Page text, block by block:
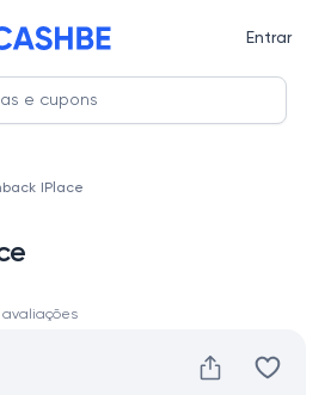
Entrar
IPlace
avaliações